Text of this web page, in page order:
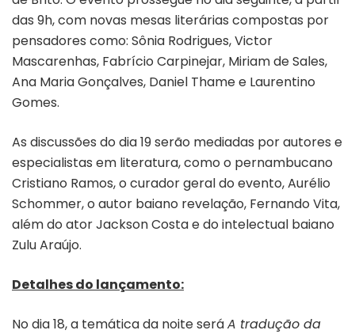
das 9h, com novas mesas literárias compostas por
pensadores como: Sônia Rodrigues, Victor
Mascarenhas, Fabrício Carpinejar, Miriam de Sales,
Ana Maria Gonçalves, Daniel Thame e Laurentino
Gomes.
As discussões do dia 19 serão mediadas por autores e
especialistas em literatura, como o pernambucano
Cristiano Ramos, o curador geral do evento, Aurélio
Schommer, o autor baiano revelação, Fernando Vita,
além do ator Jackson Costa e do intelectual baiano
Zulu Araújo.
Detalhes do lançamento:
No dia 18, a temática da noite seráA tradução da